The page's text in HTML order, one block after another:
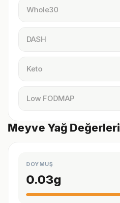
Whole30
DASH
Keto
Low FODMAP
Meyve Yağ Değerleri
DOYMUŞ
0.03g